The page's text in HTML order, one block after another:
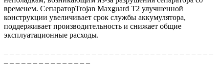
временем. СепараторTrojan Maxguard T2 улучшенной
конструкции увеличивает срок службы аккумулятора,
поддерживает производительность и снижает общие
эксплуатационные расходы.